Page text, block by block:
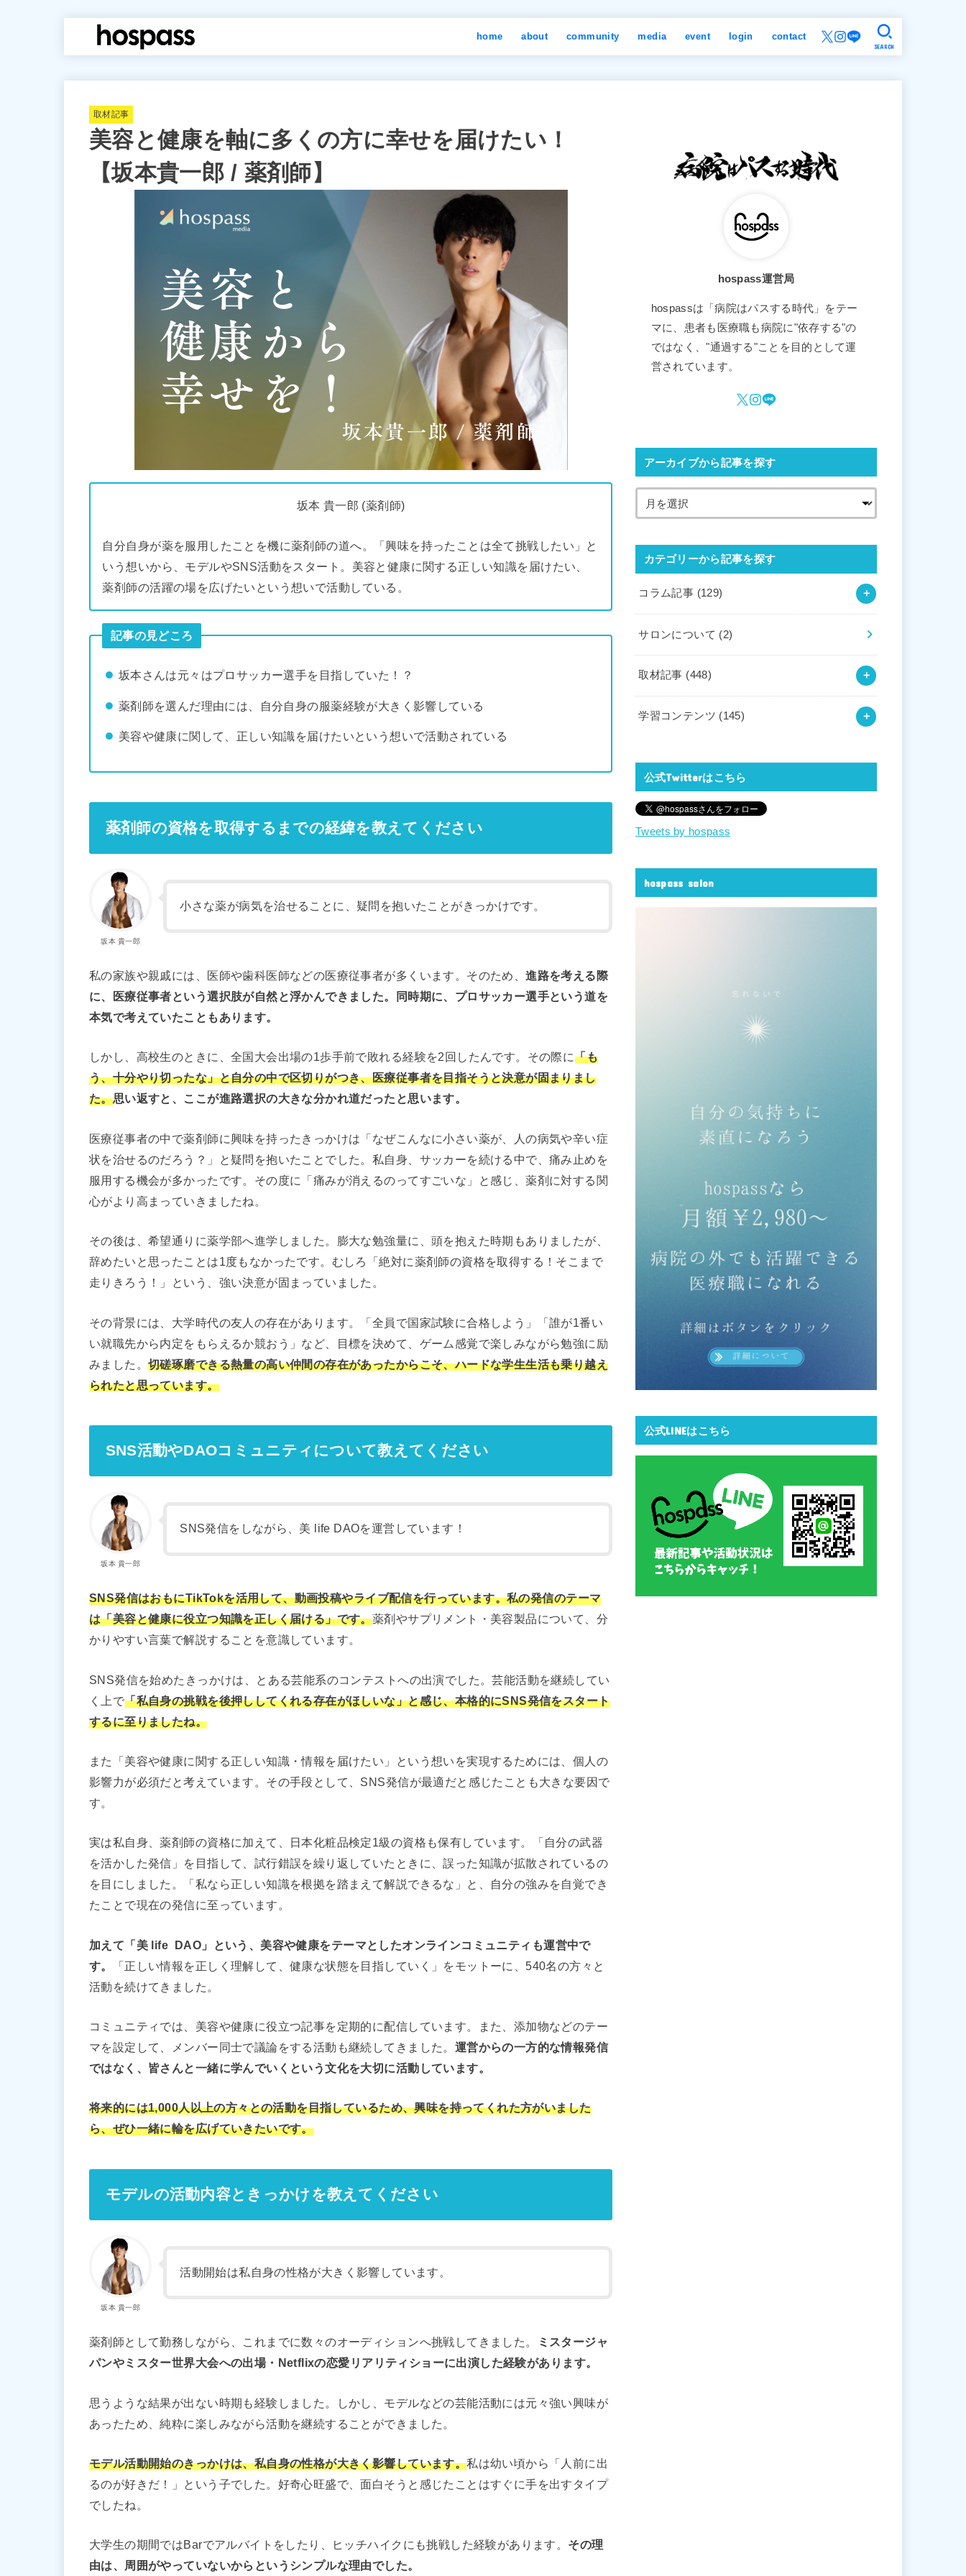
hospass media home about community media event login contact
SEARCH
取材記事
美容と健康を軸に多くの方に幸せを届けたい！
【坂本貴一郎 / 薬剤師】
坂本 貴一郎 (薬剤師)
自分自身が薬を服用したことを機に薬剤師の道へ。「興味を持ったことは全て挑戦したい」と
いう想いから、モデルやSNS活動をスタート。美容と健康に関する正しい知識を届けたい、
薬剤師の活躍の場を広げたいという想いで活動している。
記事の見どころ
坂本さんは元々はプロサッカー選手を目指していた！？
薬剤師を選んだ理由には、自分自身の服薬経験が大きく影響している
美容や健康に関して、正しい知識を届けたいという想いで活動されている
薬剤師の資格を取得するまでの経緯を教えてください
坂本 貴一郎
小さな薬が病気を治せることに、疑問を抱いたことがきっかけです。
私の家族や親戚には、医師や歯科医師などの医療従事者が多くいます。そのため、進路を考える際
に、医療従事者という選択肢が自然と浮かんできました。
同時期に、プロサッカー選手という道を
本気で考えていたこともあります。
しかし、高校生のときに、全国大会出場の1歩手前で敗れる経験を2回したんです。その際に「も
う、十分やり切ったな」と自分の中で区切りがつき、医療従事者を目指そうと決意が固まりまし
た。思い返すと、ここが進路選択の大きな分かれ道だったと思います。
医療従事者の中で薬剤師に興味を持ったきっかけは「なぜこんなに小さい薬が、人の病気や辛い症
状を治せるのだろう？」と疑問を抱いたことでした。私自身、サッカーを続ける中で、痛み止めを
服用する機会が多かったです。その度に「痛みが消えるのってすごいな」と感じ、薬剤に対する関
心がより高まっていきましたね。
その後は、希望通りに薬学部へ進学しました。膨大な勉強量に、頭を抱えた時期もありましたが、
辞めたいと思ったことは1度もなかったです。むしろ「絶対に薬剤師の資格を取得する！そこまで
走りきろう！」という、強い決意が固まっていました。
その背景には、大学時代の友人の存在があります。「全員で国家試験に合格しよう」「誰が1番い
い就職先から内定をもらえるか競おう」など、目標を決めて、ゲーム感覚で楽しみながら勉強に励
みました。切磋琢磨できる熱量の高い仲間の存在があったからこそ、ハードな学生生活も乗り越え
られたと思っています。
SNS活動やDAOコミュニティについて教えてください
坂本 貴一郎
SNS発信をしながら、美 life DAOを運営しています！
SNS発信はおもにTikTokを活用して、動画投稿やライブ配信を行っています。私の発信のテーマ
は「美容と健康に役立つ知識を正しく届ける」です。薬剤やサプリメント・美容製品について、分
かりやすい言葉で解説することを意識しています。
SNS発信を始めたきっかけは、とある芸能系のコンテストへの出演でした。芸能活動を継続してい
く上で「私自身の挑戦を後押ししてくれる存在がほしいな」と感じ、本格的にSNS発信をスタート
するに至りましたね。
また「美容や健康に関する正しい知識・情報を届けたい」という想いを実現するためには、個人の
影響力が必須だと考えています。その手段として、SNS発信が最適だと感じたことも大きな要因で
す。
実は私自身、薬剤師の資格に加えて、日本化粧品検定1級の資格も保有しています。「自分の武器
を活かした発信」を目指して、試行錯誤を繰り返していたときに、誤った知識が拡散されているの
を目にしました。「私なら正しい知識を根拠を踏まえて解説できるな」と、自分の強みを自覚でき
たことで現在の発信に至っています。
加えて「美 life DAO」という、美容や健康をテーマとしたオンラインコミュニティも運営中で
す。
「正しい情報を正しく理解して、健康な状態を目指していく」をモットーに、540名の方々と
活動を続けてきました。
コミュニティでは、美容や健康に役立つ記事を定期的に配信しています。また、添加物などのテー
マを設定して、メンバー同士で議論をする活動も継続してきました。 運営からの一方的な情報発信
ではなく、皆さんと一緒に学んでいくという文化を大切に活動しています。
将来的には1,000人以上の方々との活動を目指しているため、興味を持ってくれた方がいました
ら、ぜひ一緒に輪を広げていきたいです。
モデルの活動内容ときっかけを教えてください
坂本 貴一郎
活動開始は私自身の性格が大きく影響しています。
薬剤師として勤務しながら、これまでに数々のオーディションへ挑戦してきました。
ミスタージャ
パンやミスター世界大会への出場・Netflixの恋愛リアリティショーに出演した経験があります。
思うような結果が出ない時期も経験しました。しかし、モデルなどの芸能活動には元々強い興味が
あったため、純粋に楽しみながら活動を継続することができました。
モデル活動開始のきっかけは、私自身の性格が大きく影響しています。私は幼い頃から「人前に出
るのが好きだ！」という子でした。好奇心旺盛で、面白そうと感じたことはすぐに手を出すタイプ
でしたね。
大学生の期間ではBarでアルバイトをしたり、ヒッチハイクにも挑戦した経験があります。 その理
由は、周囲がやっていないからというシンプルな理由でした。
hospass運営局
hospassは「病院はパスする時代」をテー
マに、患者も医療職も病院に"依存する"の
ではなく、"通過する"ことを目的として運
営されています。
アーカイブから記事を探す
カテゴリーから記事を探す
コラム記事 (129)
サロンについて (2)
取材記事 (448)
学習コンテンツ (145)
公式Twitterはこちら
Tweets by hospass
hospass salon
公式LINEはこちら